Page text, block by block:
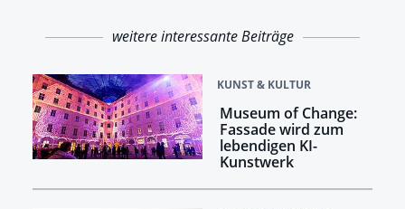
weitere interessante Beiträge
KUNST & KULTUR
Museum of Change:
Fassade wird zum
lebendigen KI-
Kunstwerk